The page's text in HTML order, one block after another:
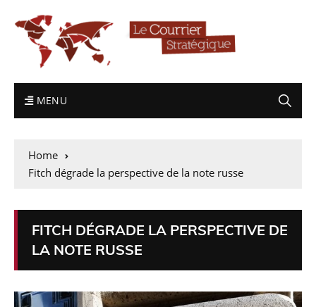
MENU
Home
Fitch dégrade la perspective de la note russe
FITCH DÉGRADE LA PERSPECTIVE DE
LA NOTE RUSSE